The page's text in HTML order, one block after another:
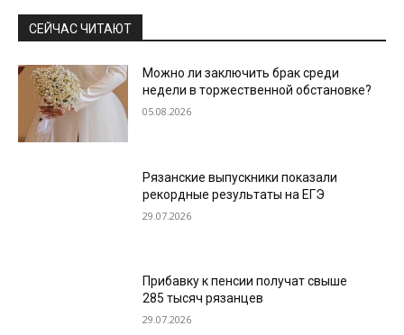
СЕЙЧАС ЧИТАЮТ
Можно ли заключить брак среди
недели в торжественной обстановке?
05.08.2026
Рязанские выпускники показали
рекордные результаты на ЕГЭ
29.07.2026
Прибавку к пенсии получат свыше
285 тысяч рязанцев
29.07.2026